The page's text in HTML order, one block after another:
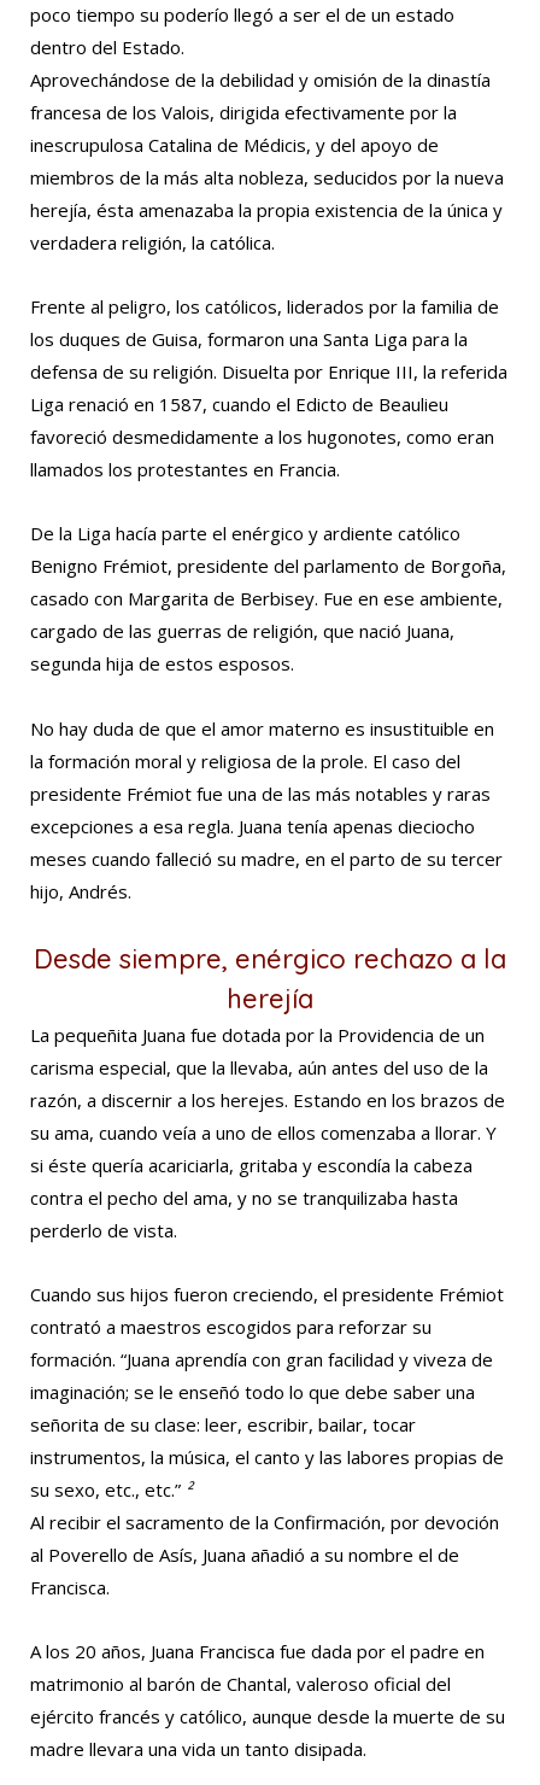
poco tiempo su poderío llegó a ser el de un estado
dentro del Estado.
Aprovechándose de la debilidad y omisión de la dinastía
francesa de los Valois, dirigida efectivamente por la
inescrupulosa Catalina de Médicis, y del apoyo de
miembros de la más alta nobleza, seducidos por la nueva
herejía, ésta amenazaba la propia existencia de la única y
verdadera religión, la católica.
Frente al peligro, los católicos, liderados por la familia de
los duques de Guisa, formaron una Santa Liga para la
defensa de su religión. Disuelta por Enrique III, la referida
Liga renació en 1587, cuando el Edicto de Beaulieu
favoreció desmedidamente a los hugonotes, como eran
llamados los protestantes en Francia.
De la Liga hacía parte el enérgico y ardiente católico
Benigno Frémiot, presidente del parlamento de Borgoña,
casado con Margarita de Berbisey. Fue en ese ambiente,
cargado de las guerras de religión, que nació Juana,
segunda hija de estos esposos.
No hay duda de que el amor materno es insustituible en
la formación moral y religiosa de la prole. El caso del
presidente Frémiot fue una de las más notables y raras
excepciones a esa regla. Juana tenía apenas dieciocho
meses cuando falleció su madre, en el parto de su tercer
hijo, Andrés.
Desde siempre, enérgico rechazo a la
herejía
La pequeñita Juana fue dotada por la Providencia de un
carisma especial, que la llevaba, aún antes del uso de la
razón, a discernir a los herejes. Estando en los brazos de
su ama, cuando veía a uno de ellos comenzaba a llorar. Y
si éste quería acariciarla, gritaba y escondía la cabeza
contra el pecho del ama, y no se tranquilizaba hasta
perderlo de vista.
Cuando sus hijos fueron creciendo, el presidente Frémiot
contrató a maestros escogidos para reforzar su
formación. “Juana aprendía con gran facilidad y viveza de
imaginación; se le enseñó todo lo que debe saber una
señorita de su clase: leer, escribir, bailar, tocar
instrumentos, la música, el canto y las labores propias de
su sexo, etc., etc.” ²
Al recibir el sacramento de la Confirmación, por devoción
al Poverello de Asís, Juana añadió a su nombre el de
Francisca.
A los 20 años, Juana Francisca fue dada por el padre en
matrimonio al barón de Chantal, valeroso oficial del
ejército francés y católico, aunque desde la muerte de su
madre llevara una vida un tanto disipada.